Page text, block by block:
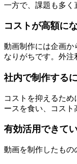
一方で、課題も多く
コストが高額に
動画制作には企画か
なりがちです。外注
社内で制作する
コストを抑えるた
ースを食い、コスト
有効活用できて
動画を制作したもの